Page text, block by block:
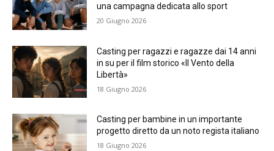
una campagna dedicata allo sport
20 Giugno 2026
Casting per ragazzi e ragazze dai 14 anni
in su per il film storico «Il Vento della
Libertà»
18 Giugno 2026
Casting per bambine in un importante
progetto diretto da un noto regista italiano
18 Giugno 2026